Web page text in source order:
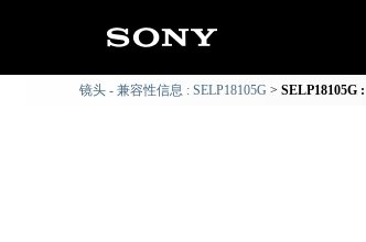
镜头 - 兼容性信息 : SELP18105G SELP18105G